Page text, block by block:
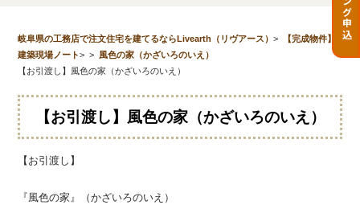
岐阜県の工務店で注文住宅を建てるならLivearth（リヴアース）>
建築現場ノート>
【完成物件】
風色の家（かざいろのいえ）
>
【お引渡し】風色の家（かざいろのいえ）
【お引渡し】風色の家（かざいろのいえ）
【お引渡し】
『風色の家』（かざいろのいえ）